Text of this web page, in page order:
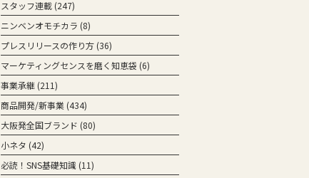
スタッフ連載 (247)
ニンベンオモチカラ (8)
プレスリリースの作り方 (36)
マーケティングセンスを磨く知恵袋 (6)
事業承継 (211)
商品開発/新事業 (434)
大阪発全国ブランド (80)
小ネタ (42)
必読！SNS基礎知識 (11)